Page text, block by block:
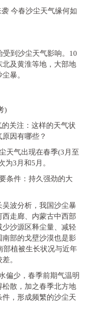
今春沙尘天气缘何如
到沙尘天气影响。10
北及黄淮等地，大部地
暴。
)
关注：这样的天气状
因有哪些？
天气出现在春季(3月至
为3月和5月。
条件：持久强劲的大
波分析，我国沙尘暴
走廊、内蒙古中西部
沙源区释尘量、减轻
部的戈壁沙漠也是影
部植被生长状况与近年
。
偏少，春季前期气温明
散，加之春季北方地
，形成频繁的沙尘天